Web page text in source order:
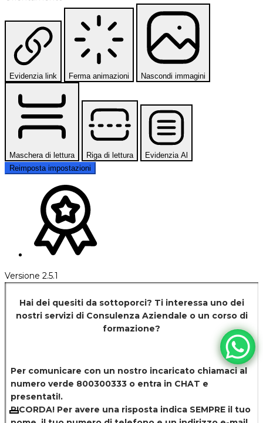
Evidenzia link Ferma animazioni Nascondi immagini
Maschera di lettura Riga di lettura
Evidenzia Al
Reimposta impostazioni
Versione 2.5.1
Hai dei quesiti da sottoporci? Ti interessa uno dei
nostri servizi di Consulenza Aziendale o un corso di
formazione?
Per comunicare con un nostro incaricato chiamaci al
numero verde 800300333 o entra in CHAT e
presentati!.
RICORDA! Per avere una risposta indica SEMPRE il tuo